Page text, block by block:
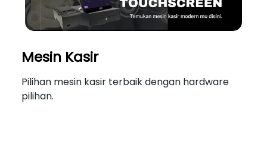
Mesin Kasir
Pilihan mesin kasir terbaik dengan hardware
pilihan.